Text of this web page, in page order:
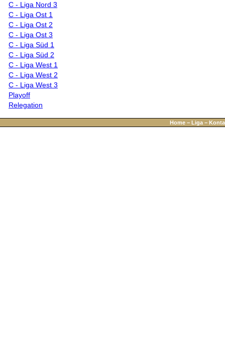
C - Liga Nord 3
C - Liga Ost 1
C - Liga Ost 2
C - Liga Ost 3
C - Liga Süd 1
C - Liga Süd 2
C - Liga West 1
C - Liga West 2
C - Liga West 3
Playoff
Relegation
Home − Liga −